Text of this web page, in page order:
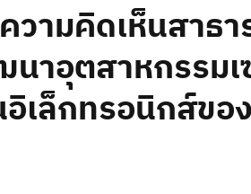
วามคิดเห็นสาธ
าอุตสาหกรรมเ
เล็กทรอนิกส์ของ